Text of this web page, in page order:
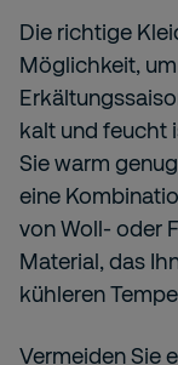
Die richtige
Möglichkeit,
kalt und feucht
Sie warm
eine
von Woll- oder
Material, das
kühleren
Vermeiden Sie